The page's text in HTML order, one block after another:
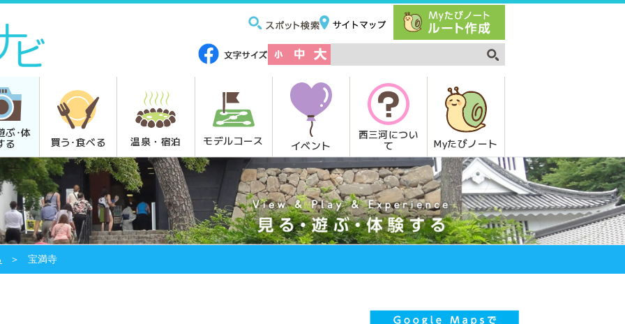
ぶ･体
る
買う･食べる 温泉・宿泊 モデルコース イベント
西三河につい
て
Myたびノート
宝満寺